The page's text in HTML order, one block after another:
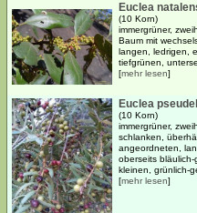
Euclea
(10 Korn)
immergrüner,
Baum mit
langen, ledrigen,
tiefgrünen,
[mehr lesen]
Euclea
(10 Korn)
immergrüner,
schlanken,
angeordneten,
oberseits
kleinen, grünlich-
[mehr lesen]